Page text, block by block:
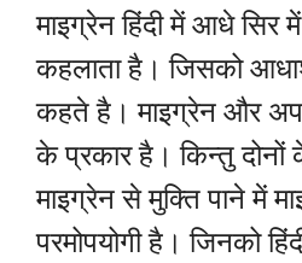
माइग्रेन हिंदी में आधे सिर में
कहलाता है। जिसको
कहते है। माइग्रेन और
के प्रकार है। किन्तु दोनों
माइग्रेन से मुक्ति पाने में
परमोपयोगी है। जिनको